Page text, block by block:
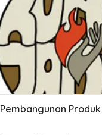
Pembangunan Produk